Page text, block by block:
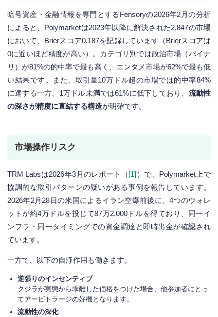
暗号資産・金融情報を専門とするFensoryの2026年2月の分析
によると、Polymarketは2023年以降に解決された2,847の市場
において、Brierスコア0.187を記録しています（Brierスコアは
0に近いほど精度が高い）。カテゴリ別では政治市場（バイナ
リ）が81%の的中率で最も高く、エンタメ市場が62%で最も低
い結果です。また、取引量10万ドル超の市場では的中率84%
に達する一方、1万ドル未満では61%に低下しており、 流動性
の深さが精度に直結する構造が明確です。
市場操作リスク
TRM Labsは2026年3月のレポート（[1]）で、Polymarket上で
協調的な取引パターンの疑いがある事例を報告しています。
2026年2月28日の米国によるイラン空爆前後に、4つのウォレ
ットが約4万ドルを投じて87万2,000ドルを得ており、同一イ
ンフラ・同一タイミングでの資金調達と即時出金が確認され
ています。
一方で、以下の自浄作用も働きます。
逆張りのインセンティブ
クジラが実態から乖離した価格をつけた場合、他参加者にとっ
てアービトラージの好機となります。
流動性の深化